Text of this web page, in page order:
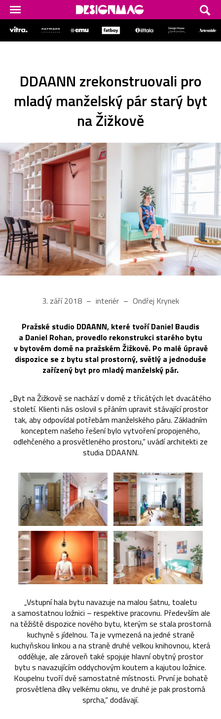
DDAANN zrekonstruovali pro
mladý manželský pár starý byt
na Žižkově
3. září 2018 interiér Ondřej Krynek
Pražské studio DDAANN, které tvoří Daniel Baudis
a Daniel Rohan, provedlo rekonstrukci starého bytu
v bytovém domě na pražském Žižkově. Po malé úpravě
dispozice se z bytu stal prostorný, světlý a jednoduše
zařízený byt pro mladý manželský pár.
„Byt na Žižkově se nachází v domě z třicátých let dvacátého
století. Klienti nás oslovil s přáním upravit stávající prostor
tak, aby odpovídal potřebám manželského páru. Základním
konceptem našeho řešení bylo vytvoření propojeného,
odlehčeného a prosvětleného prostoru,“ uvádí architekti ze
studia DDAANN.
„Vstupní hala bytu navazuje na malou šatnu, toaletu
a samostatnou ložnici – respektive pracovnu. Především ale
na těžiště dispozice nového bytu, kterým se stala prostorná
kuchyně s jídelnou. Ta je vymezená na jedné straně
kuchyňskou linkou a na straně druhé velkou knihovnou, která
odděluje, ale zároveň také spojuje hlavní obytný prostor
bytu s navazujícím oddychovým koutem a kajutou ložnice.
Koupelnu tvoří dvě samostatné místnosti. První je bohatě
prosvětlena díky velkému oknu, ve druhé je pak prostorná
sprcha,“ dodávají.